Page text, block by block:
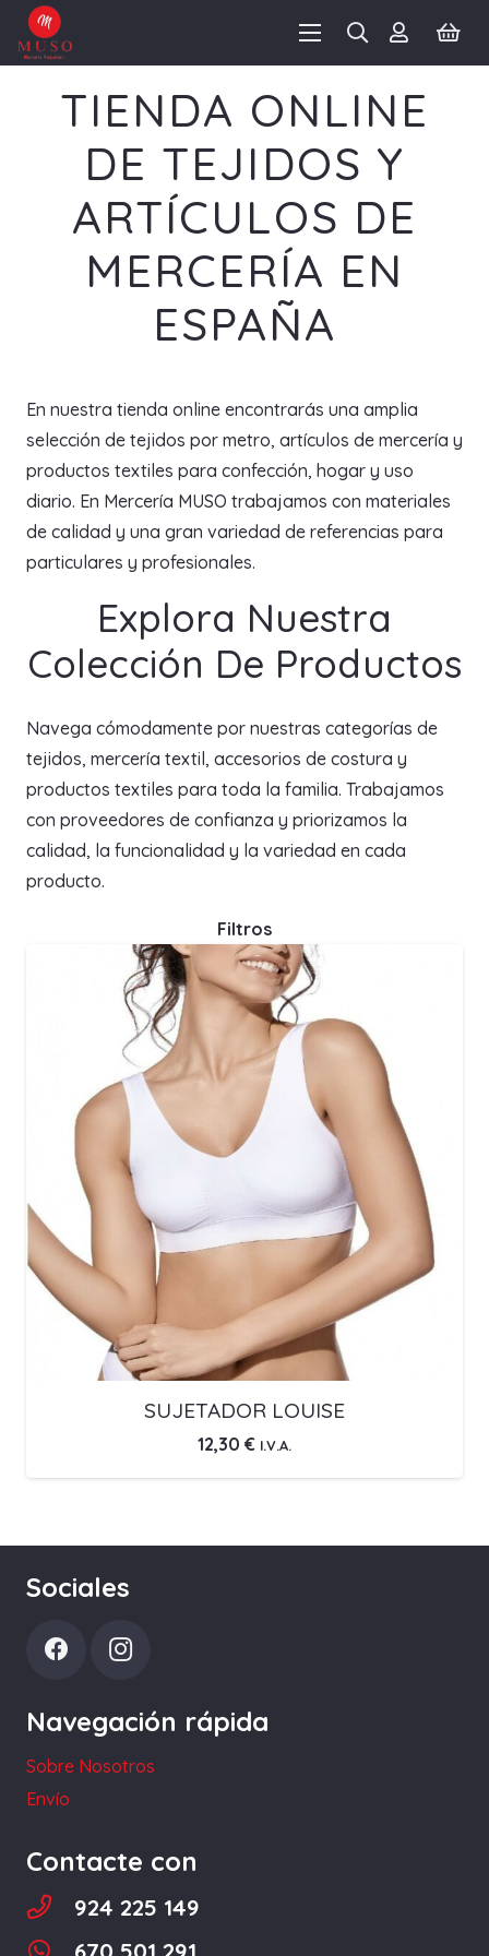
TIENDA ONLINE
DE TEJIDOS Y
ARTÍCULOS DE
MERCERÍA EN
ESPAÑA
En nuestra tienda online encontrarás una amplia
selección de tejidos por metro, artículos de mercería y
productos textiles para confección, hogar y uso
diario. En Mercería MUSO trabajamos con materiales
de calidad y una gran variedad de referencias para
particulares y profesionales.
Explora Nuestra
Colección De Productos
Navega cómodamente por nuestras categorías de
tejidos, mercería textil, accesorios de costura y
productos textiles para toda la familia. Trabajamos
con proveedores de confianza y priorizamos la
calidad, la funcionalidad y la variedad en cada
producto.
Filtros
SUJETADOR LOUISE
12,30 € I.V.A.
Sociales
Navegación rápida
Sobre Nosotros
Envío
Contacte con
924 225 149